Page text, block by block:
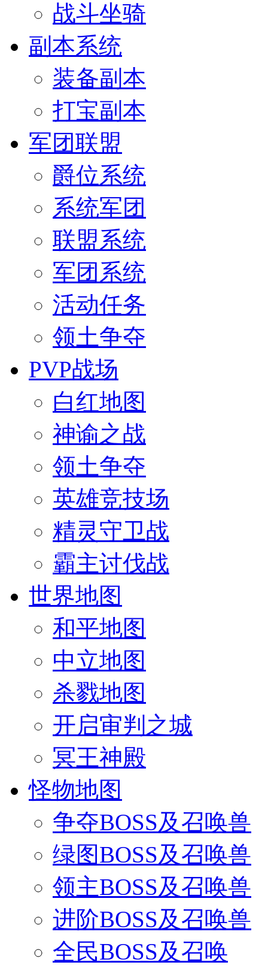
战斗坐骑
副本系统
装备副本
打宝副本
军团联盟
爵位系统
系统军团
联盟系统
军团系统
活动任务
领土争夺
PVP战场
白红地图
神谕之战
领土争夺
英雄竞技场
精灵守卫战
霸主讨伐战
世界地图
和平地图
中立地图
杀戮地图
开启审判之城
冥王神殿
怪物地图
争夺BOSS及召唤兽
绿图BOSS及召唤兽
领主BOSS及召唤兽
进阶BOSS及召唤兽
全民BOSS及召唤